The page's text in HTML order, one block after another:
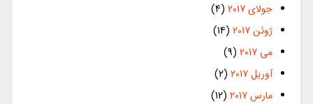
جولای 2017
(4)
ژوئن 2017
(14)
می 2017
(9)
آوریل 2017
(2)
مارس 2017
(12)